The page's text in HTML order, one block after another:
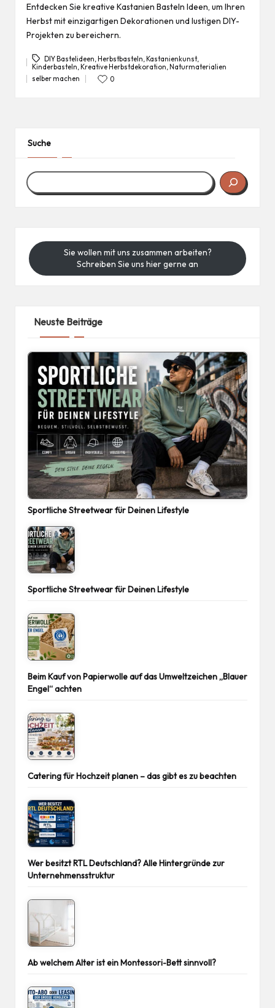
Entdecken Sie kreative Kastanien Basteln Ideen, um Ihren
Herbst mit einzigartigen Dekorationen und lustigen DIY-
Projekten zu bereichern.
Tags:
DIY Bastelideen ,Herbstbasteln ,Kastanienkunst,
Kinderbasteln Kreative Herbstdekoration Naturmaterialien
Posted
selber machen 0
Suche
Sie wollen mit uns zusammen arbeiten?
Schreiben Sie uns hier gerne an
Neuste Beiträge
Sportliche Streetwear für Deinen Lifestyle
Sportliche Streetwear für Deinen Lifestyle
Beim Kauf von Papierwolle auf das Umweltzeichen „Blauer
Engel“ achten
Catering für Hochzeit planen – das gibt es zu beachten
Wer besitzt RTL Deutschland? Alle Hintergründe zur
Unternehmensstruktur
Ab welchem Alter ist ein Montessori-Bett sinnvoll?